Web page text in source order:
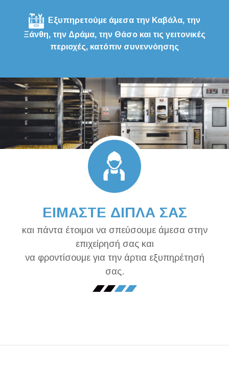
Εξυπηρετούμε άμεσα την Καβάλα, την
Ξάνθη, την Δράμα, την Θάσο και τις γειτονικές
περιοχές, κατόπιν συνεννόησης
ΕΙΜΑΣΤΕ ΔΙΠΛΑ ΣΑΣ
και πάντα έτοιμοι να σπεύσουμε άμεσα στην
επιχείρησή σας και
να φροντίσουμε για την άρτια εξυπηρέτησή
σας.